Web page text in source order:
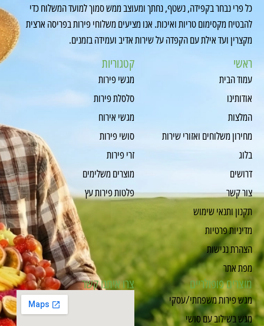
כל פרי נבחר בקפידה, נשטף, נחתך ומעוצב ממש סמוך למועד המשלוח כדי
להבטיח מקסימום טריות ואיכות. אנו מציעים משלוחי פירות בפריסה ארצית
מקצרין ועד אילת עם הקפדה על שירות אדיב ועמידה בזמנים.
ראשי
עמוד הבית
אודותינו
המלצות
מחירון משלוחים ואזורי שירות
בלוג
דרושים
צור קשר
תקנון ותנאי שימוש
מדיניות פרטיות
הצהרת נגישות
מפת אתר
קטגוריות
מגשי פירות
סלסלת פירות
מגשי אירוח
סושי פירות
זרי פירות
מוצרים משלימים
פלטות פירות עץ
מוצרים פופולריים
מגש פירות משפחתי/עסקי
מגש בשילוב עם סושי
צרו איתנו קשר